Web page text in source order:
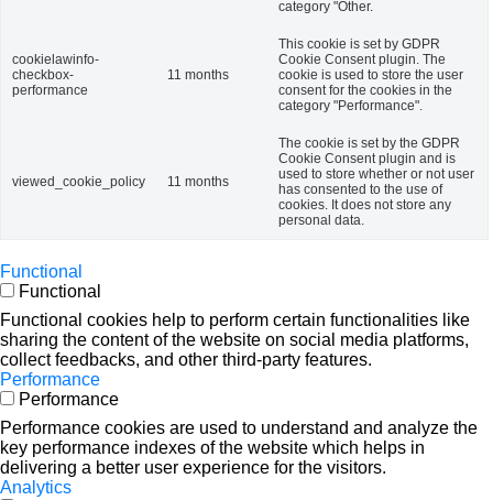
category "Other.
cookielawinfo-
checkbox-
performance
11 months
This cookie is set by GDPR
Cookie Consent plugin. The
cookie is used to store the user
consent for the cookies in the
category "Performance".
viewed_cookie_policy 11 months
The cookie is set by the GDPR
Cookie Consent plugin and is
used to store whether or not user
has consented to the use of
cookies. It does not store any
personal data.
Functional
Functional
Functional cookies help to perform certain functionalities like
sharing the content of the website on social media platforms,
collect feedbacks, and other third-party features.
Performance
Performance
Performance cookies are used to understand and analyze the
key performance indexes of the website which helps in
delivering a better user experience for the visitors.
Analytics